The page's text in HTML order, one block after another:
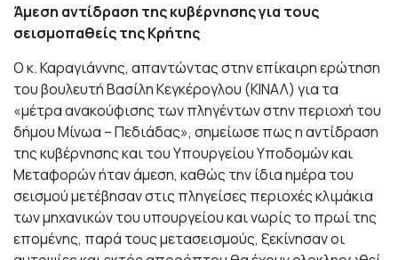
Άμεση αντίδραση της κυβέρνησης για τους
σεισμοπαθείς της Κρήτης
Ο κ. Καραγιάννης, απαντώντας στην επίκαιρη ερώτηση
του βουλευτή Βασίλη Κεγκέρογλου (ΚΙΝΑΛ) για τα
«μέτρα ανακούφισης των πληγέντων στην περιοχή του
δήμου Μίνωα – Πεδιάδας», σημείωσε πως η αντίδραση
της κυβέρνησης και του Υπουργείου Υποδομών και
Μεταφορών ήταν άμεση, καθώς την ίδια ημέρα του
σεισμού μετέβησαν στις πληγείσες περιοχές κλιμάκια
των μηχανικών του υπουργείου και νωρίς το πρωί της
επομένης, παρά τους μετασεισμούς, ξεκίνησαν οι